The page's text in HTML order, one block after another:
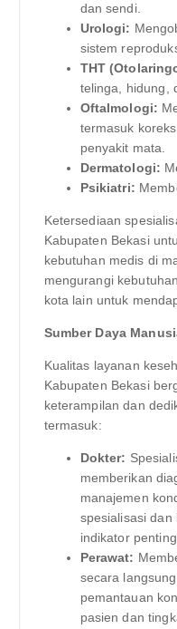
dan sendi.
Urologi:
sistem
THT
telinga, hidung,
Oftalmologi:
termasuk
penyakit mata.
Dermatologi:
Psikiatri:
Ketersediaan
Kabupaten Bekasi
kebutuhan medis di
mengurangi
kota lain untuk
Sumber Daya
Kualitas layanan
Kabupaten Bekasi
keterampilan dan
termasuk:
Dokter:
memberikan
manajemen
spesialisasi dan
indikator
Perawat:
secara
pemantauan
pasien dan